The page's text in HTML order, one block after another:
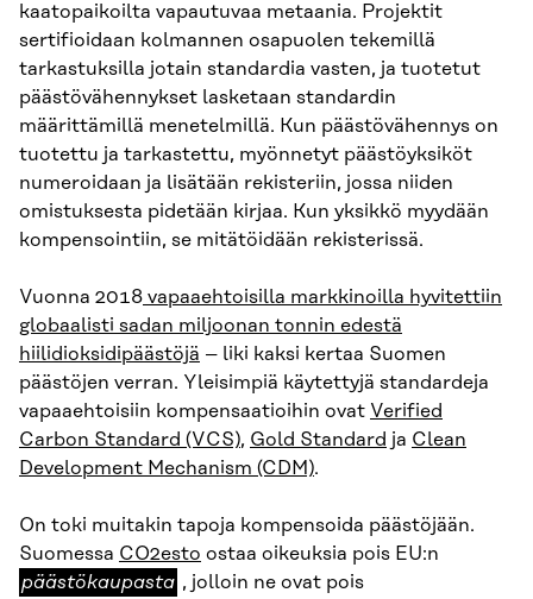
kaatopaikoilta vapautuvaa metaania. Projektit
sertifioidaan kolmannen osapuolen tekemillä
tarkastuksilla jotain standardia vasten, ja tuotetut
päästövähennykset lasketaan standardin
määrittämillä menetelmillä. Kun päästövähennys on
tuotettu ja tarkastettu, myönnetyt päästöyksiköt
numeroidaan ja lisätään rekisteriin, jossa niiden
omistuksesta pidetään kirjaa. Kun yksikkö myydään
kompensointiin, se mitätöidään rekisterissä.
Vuonna 2018 vapaaehtoisilla markkinoilla hyvitettiin
globaalisti sadan miljoonan tonnin edestä
hiilidioksidipäästöjä – liki kaksi kertaa Suomen
päästöjen verran. Yleisimpiä käytettyjä standardeja
vapaaehtoisiin kompensaatioihin ovat Verified
Carbon Standard (VCS), Gold Standard ja Clean
Development Mechanism (CDM).
On toki muitakin tapoja kompensoida päästöjään.
Suomessa CO2esto ostaa oikeuksia pois EU:n
päästökaupasta , jolloin ne ovat pois